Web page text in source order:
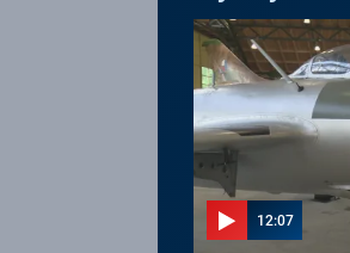
12:07